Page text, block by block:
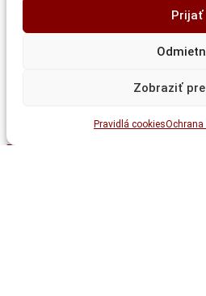
Prijať
Zobraziť
Pravidlá cookies
Stavokov. Všetky práva
Pravidlá cookies